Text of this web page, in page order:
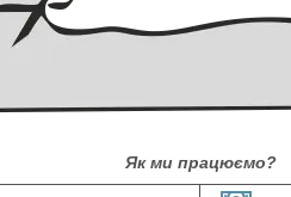
Як ми працюємо?